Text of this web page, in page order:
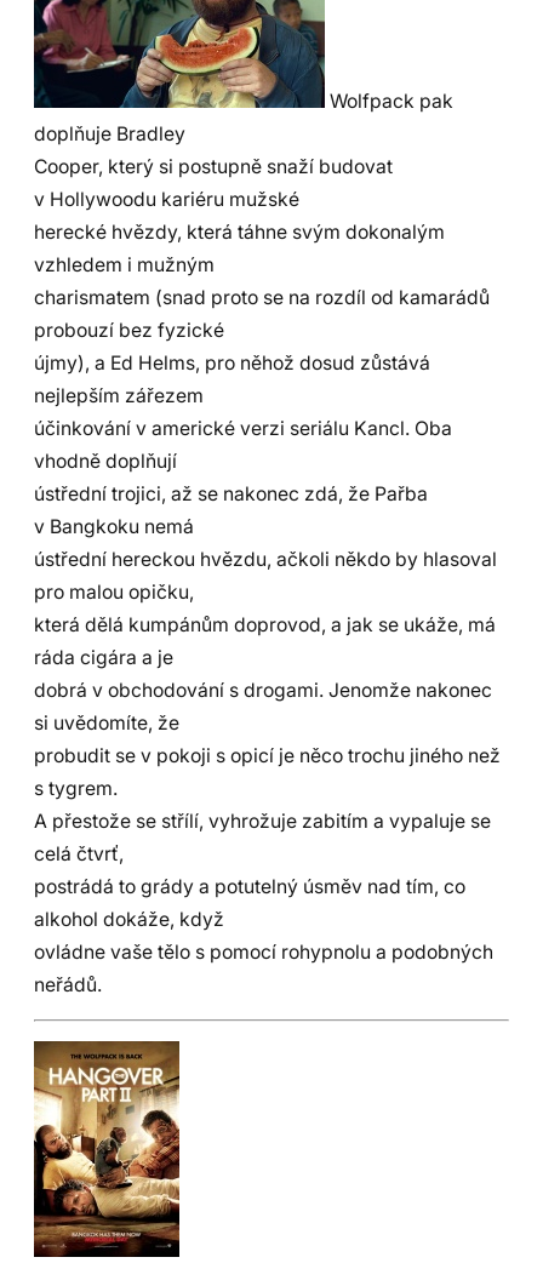
Wolfpack pak
doplňuje Bradley
Cooper, který si postupně snaží budovat
v Hollywoodu kariéru mužské
herecké hvězdy, která táhne svým dokonalým
vzhledem i mužným
charismatem (snad proto se na rozdíl od kamarádů
probouzí bez fyzické
újmy), a Ed Helms, pro něhož dosud zůstává
nejlepším zářezem
účinkování v americké verzi seriálu Kancl. Oba
vhodně doplňují
ústřední trojici, až se nakonec zdá, že Pařba
v Bangkoku nemá
ústřední hereckou hvězdu, ačkoli někdo by hlasoval
pro malou opičku,
která dělá kumpánům doprovod, a jak se ukáže, má
ráda cigára a je
dobrá v obchodování s drogami. Jenomže nakonec
si uvědomíte, že
probudit se v pokoji s opicí je něco trochu jiného než
s tygrem.
A přestože se střílí, vyhrožuje zabitím a vypaluje se
celá čtvrť,
postrádá to grády a potutelný úsměv nad tím, co
alkohol dokáže, když
ovládne vaše tělo s pomocí rohypnolu a podobných
neřádů.